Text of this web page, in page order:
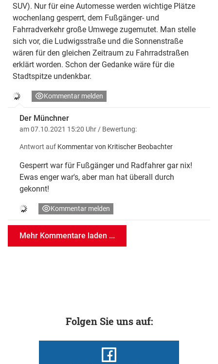
SUV). Nur für eine Automesse werden wichtige Plätze
wochenlang gesperrt, dem Fußgänger- und
Fahrradverkehr große Umwege zugemutet. Man stelle
sich vor, die Ludwigsstraße und die Sonnenstraße
wären für den gleichen Zeitraum zu Fahrradstraßen
erklärt worden. Schon der Gedanke wäre für die
Stadtspitze undenkbar.
Kommentar melden
Der Münchner
am 07.10.2021 15:20 Uhr / Bewertung:
Antwort auf Kommentar von Kritischer Beobachter
Gesperrt war für Fußgänger und Radfahrer gar nix!
Ewas enger war's, aber man hat überall durch
gekonnt!
Kommentar melden
Mehr Kommentare laden ...
Folgen Sie uns auf: